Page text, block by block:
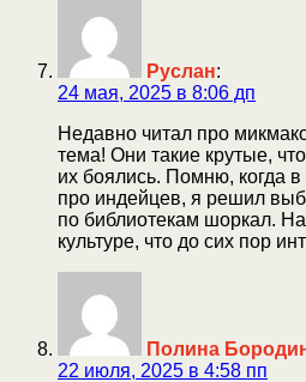
Руслан:
24 мая, 2025 в 8:06 дп
Недавно читал про
тема! Они такие крутые,
их боялись. Помню, когда
про индейцев, я решил
по библиотекам шоркал.
культуре, что до сих пор
Полина
22 июля, 2025 в 4:58 пп